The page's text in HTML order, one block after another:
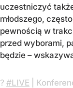
uczestniczyć
młodszego,
pewnością w
przed wyborami,
będzie –
? #LIVE |